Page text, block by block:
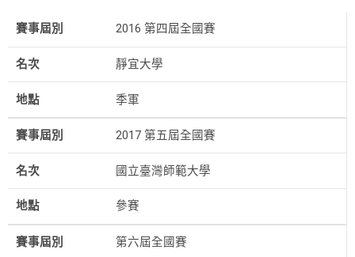
賽事屆別 2016 第四屆全國賽
名次 靜宜大學
地點 季軍
賽事屆別 2017 第五屆全國賽
名次 國立臺灣師範大學
地點 參賽
賽事屆別 第六屆全國賽